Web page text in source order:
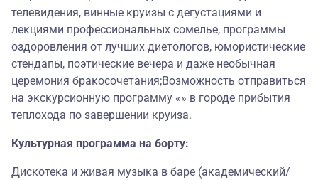
телевидения, винные круизы с дегустациями и
лекциями профессиональных сомелье, программы
оздоровления от лучших диетологов, юмористические
стендапы, поэтические вечера и даже необычная
церемония бракосочетания;Возможность отправиться
на экскурсионную программу «» в городе прибытия
теплохода по завершении круиза.
Культурная программа на борту:
Дискотека и живая музыка в баре (академический/